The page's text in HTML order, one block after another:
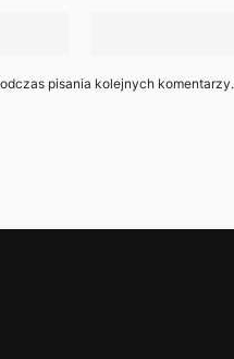
pisania kolejnych komentarzy.